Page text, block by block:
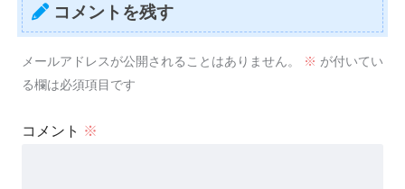
コメントを残す
メールアドレスが公開されることはありません。 ※ が付いてい
る欄は必須項目です
コメント ※